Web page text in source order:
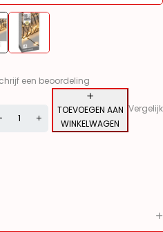
een beoordeling
TOEVOEGEN AAN
WINKELWAGEN
Vergelijk